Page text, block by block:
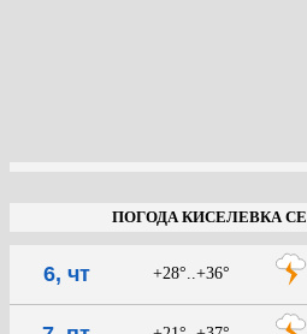
ПОГОДА КИСЕЛЕВКА
6, чт +28°..+36°